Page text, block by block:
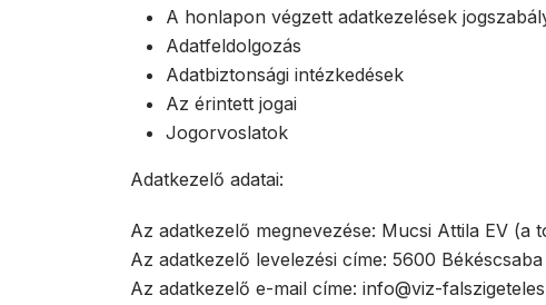
A honlapon végzett adatkezelések
Adatfeldolgozás
Adatbiztonsági intézkedések
Az érintett jogai
Jogorvoslatok
Adatkezelő adatai:
Az adatkezelő megnevezése: Mucsi Attila EV (a
Az adatkezelő levelezési címe: 5600
Az adatkezelő e-mail címe: info@viz-